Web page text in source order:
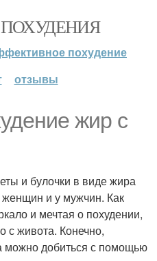
похудение
отзывы
жир с
и булочки в виде жира
и у мужчин. Как
и мечтая о похудении,
с живота. Конечно,
можно добиться с помощью